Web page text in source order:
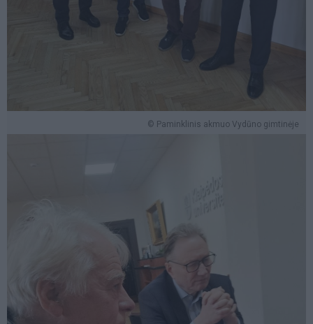
© Paminklinis akmuo Vydūno gimtinėje